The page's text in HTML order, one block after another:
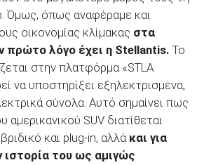
Όμως, όπως αναφέραμε και
οικονομίας κλίμακας στα
πρώτο λόγο έχει η Stellantis. Το
στην πλατφόρμα «STLA
να υποστηρίξει εξηλεκτρισμένα,
σύνολα. Αυτό σημαίνει πως
αμερικανικού SUV διατίθεται
και plug-in, αλλά και για
του ως αμιγώς